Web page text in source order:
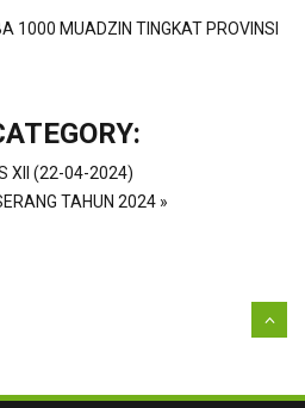
1000 MUADZIN TINGKAT PROVINSI
XII (22-04-2024)
TAHUN 2024 »